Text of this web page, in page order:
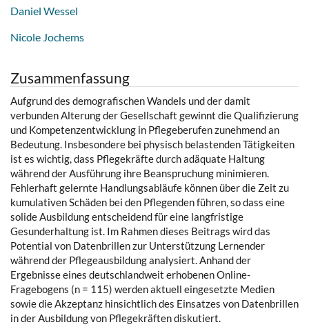
Daniel Wessel
Nicole Jochems
Zusammenfassung
Aufgrund des demografischen Wandels und der damit
verbunden Alterung der Gesellschaft gewinnt die Qualifizierung
und Kompetenzentwicklung in Pflegeberufen zunehmend an
Bedeutung. Insbesondere bei physisch belastenden Tätigkeiten
ist es wichtig, dass Pflegekräfte durch adäquate Haltung
während der Ausführung ihre Beanspruchung minimieren.
Fehlerhaft gelernte Handlungsabläufe können über die Zeit zu
kumulativen Schäden bei den Pflegenden führen, so dass eine
solide Ausbildung entscheidend für eine langfristige
Gesunderhaltung ist. Im Rahmen dieses Beitrags wird das
Potential von Datenbrillen zur Unterstützung Lernender
während der Pflegeausbildung analysiert. Anhand der
Ergebnisse eines deutschlandweit erhobenen Online-
Fragebogens (n = 115) werden aktuell eingesetzte Medien
sowie die Akzeptanz hinsichtlich des Einsatzes von Datenbrillen
in der Ausbildung von Pflegekräften diskutiert.